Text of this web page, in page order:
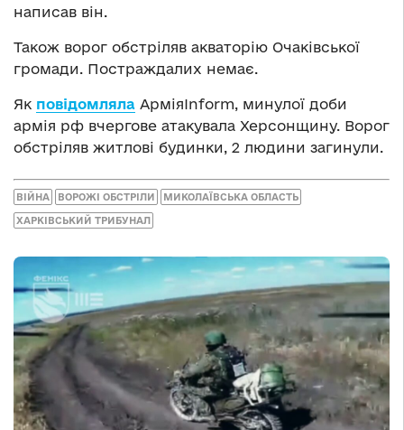
написав він.
Також ворог обстріляв акваторію Очаківської
громади. Постраждалих немає.
Як повідомляла АрміяInform, минулої доби
армія рф вчергове атакувала Херсонщину. Ворог
обстріляв житлові будинки, 2 людини загинули.
ВІЙНА ВОРОЖІ ОБСТРІЛИ МИКОЛАЇВСЬКА ОБЛАСТЬ
ХАРКІВСЬКИЙ ТРИБУНАЛ